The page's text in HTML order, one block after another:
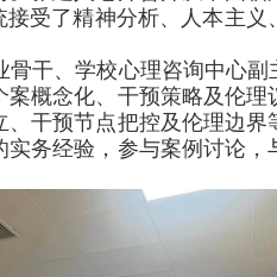
受了精神分析、人本主
干、学校心理咨询中心
概念化、干预策略及伦
干预节点把控及伦理边
务经验，参与案例讨论